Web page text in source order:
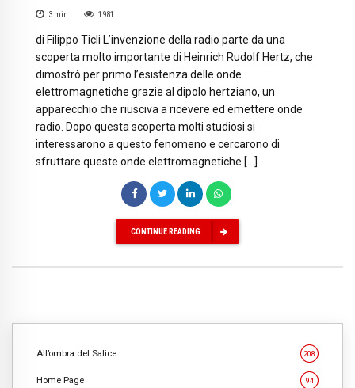
3 min 1981
di Filippo Ticli L’invenzione della radio parte da una
scoperta molto importante di Heinrich Rudolf Hertz, che
dimostrò per primo l’esistenza delle onde
elettromagnetiche grazie al dipolo hertziano, un
apparecchio che riusciva a ricevere ed emettere onde
radio. Dopo questa scoperta molti studiosi si
interessarono a questo fenomeno e cercarono di
sfruttare queste onde elettromagnetiche […]
CONTINUE READING
All’ombra del Salice 208
Home Page 94